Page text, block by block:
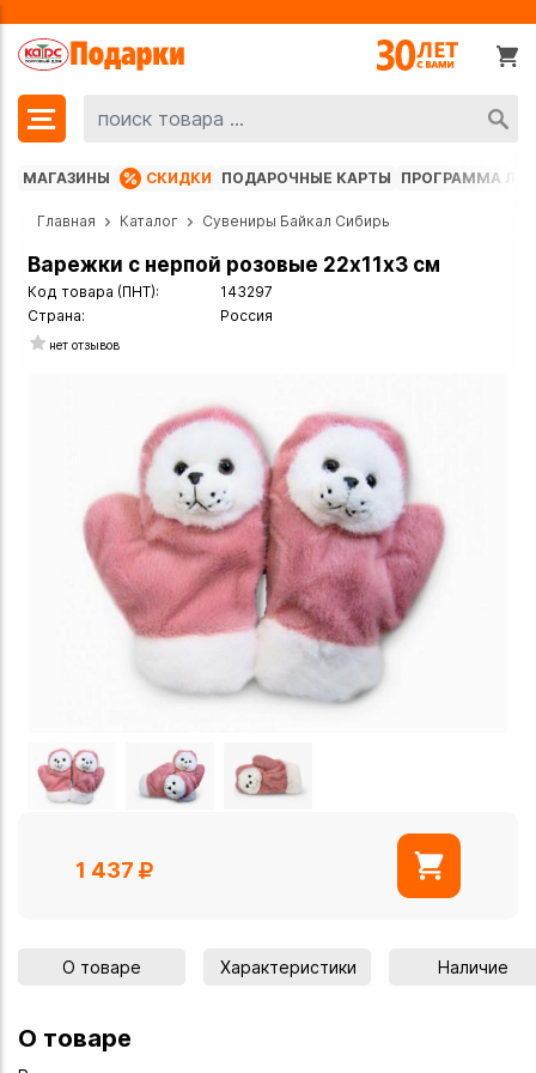
МАГАЗИНЫ СКИДКИ ПОДАРОЧНЫЕ КАРТЫ ПРОГРАММА
Главная Каталог Сувениры Байкал Сибирь
Варежки с нерпой розовые 22х11х3 см
Код товара (ПНТ):
143297
Страна:
Россия
нет отзывов
1 437
О товаре Характеристики Наличие
О товаре